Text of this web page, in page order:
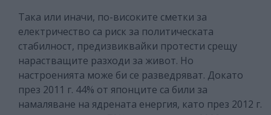
Така или иначи, по-високите сметки за
електричество са риск за политическата
стабилност, предизвиквайки протести срещу
нарастващите разходи за живот. Но
настроенията може би се разведряват. Докато
през 2011 г. 44% от японците са били за
намаляване на ядрената енергия, като през 2012 г.